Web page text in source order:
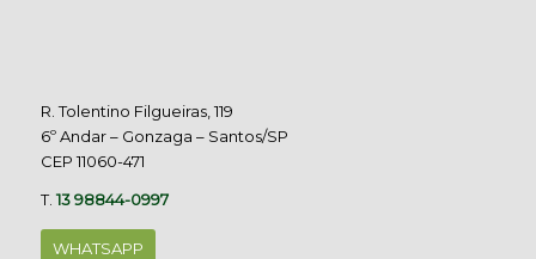
R. Tolentino Filgueiras, 119
6º Andar – Gonzaga – Santos/SP
CEP 11060-471
T.13 98844-0997
WHATSAPP